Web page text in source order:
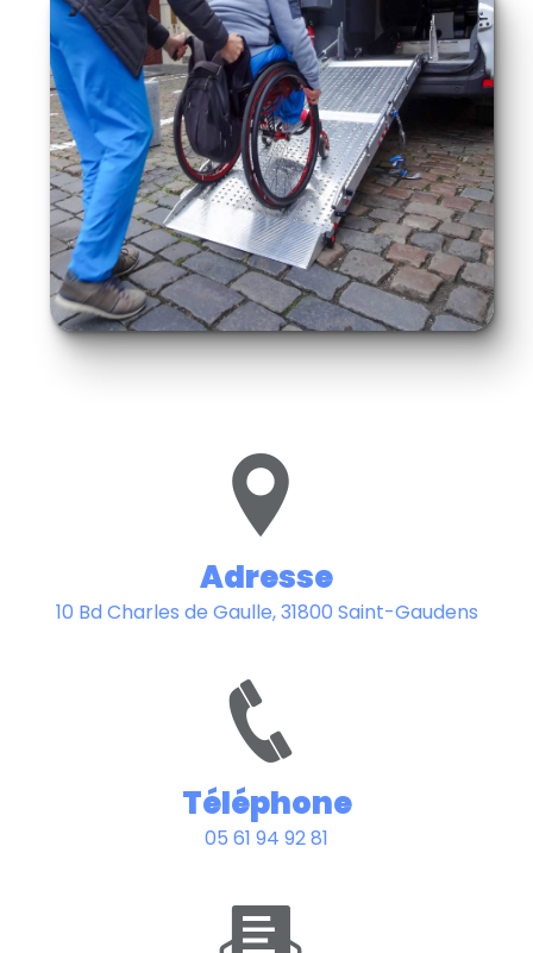
Adresse
10 Bd Charles de Gaulle, 31800 Saint-Gaudens
Téléphone
05 61 94 92 81